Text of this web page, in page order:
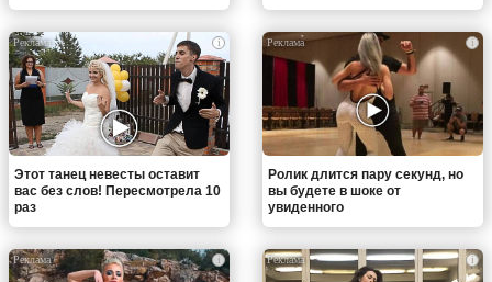
i
Этот танец невесты оставит
вас без слов! Пересмотрела 10
раз
i
Ролик длится пару секунд, но
вы будете в шоке от
увиденного
i i